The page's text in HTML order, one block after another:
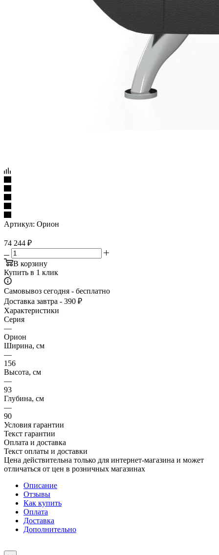
Артикул: Орион
74 244 ₽
В корзину
Купить в 1 клик
Самовывоз сегодня - бесплатно
Доставка завтра - 390 ₽
Характеристики
Серия
—
Орион
Ширина, см
—
156
Высота, см
—
93
Глубина, см
—
90
Условия гарантии
Текст гарантии
Оплата и доставка
Текст оплаты и доставки
Цена действительна только для интернет-магазина и может
отличаться от цен в розничных магазинах
Описание
Отзывы
Как купить
Оплата
Доставка
Дополнительно